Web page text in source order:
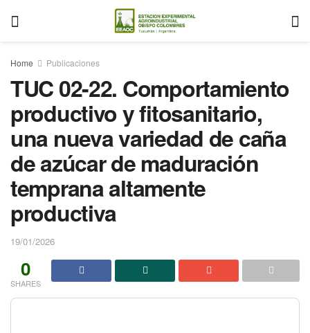
Home Publicaciones
TUC 02-22. Comportamiento
productivo y fitosanitario,
una nueva variedad de caña
de azúcar de maduración
temprana altamente
productiva
19/01/2026
0
SHARES